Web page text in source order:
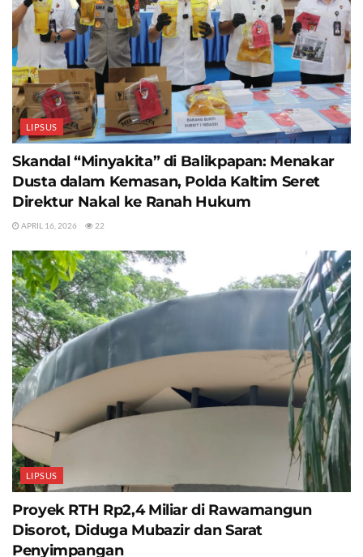
LIPSUS
Skandal “Minyakita” di Balikpapan: Menakar
Dusta dalam Kemasan, Polda Kaltim Seret
Direktur Nakal ke Ranah Hukum
APRIL 16, 2026 22
LIPSUS
Proyek RTH Rp2,4 Miliar di Rawamangun
Disorot, Diduga Mubazir dan Sarat
Penyimpangan